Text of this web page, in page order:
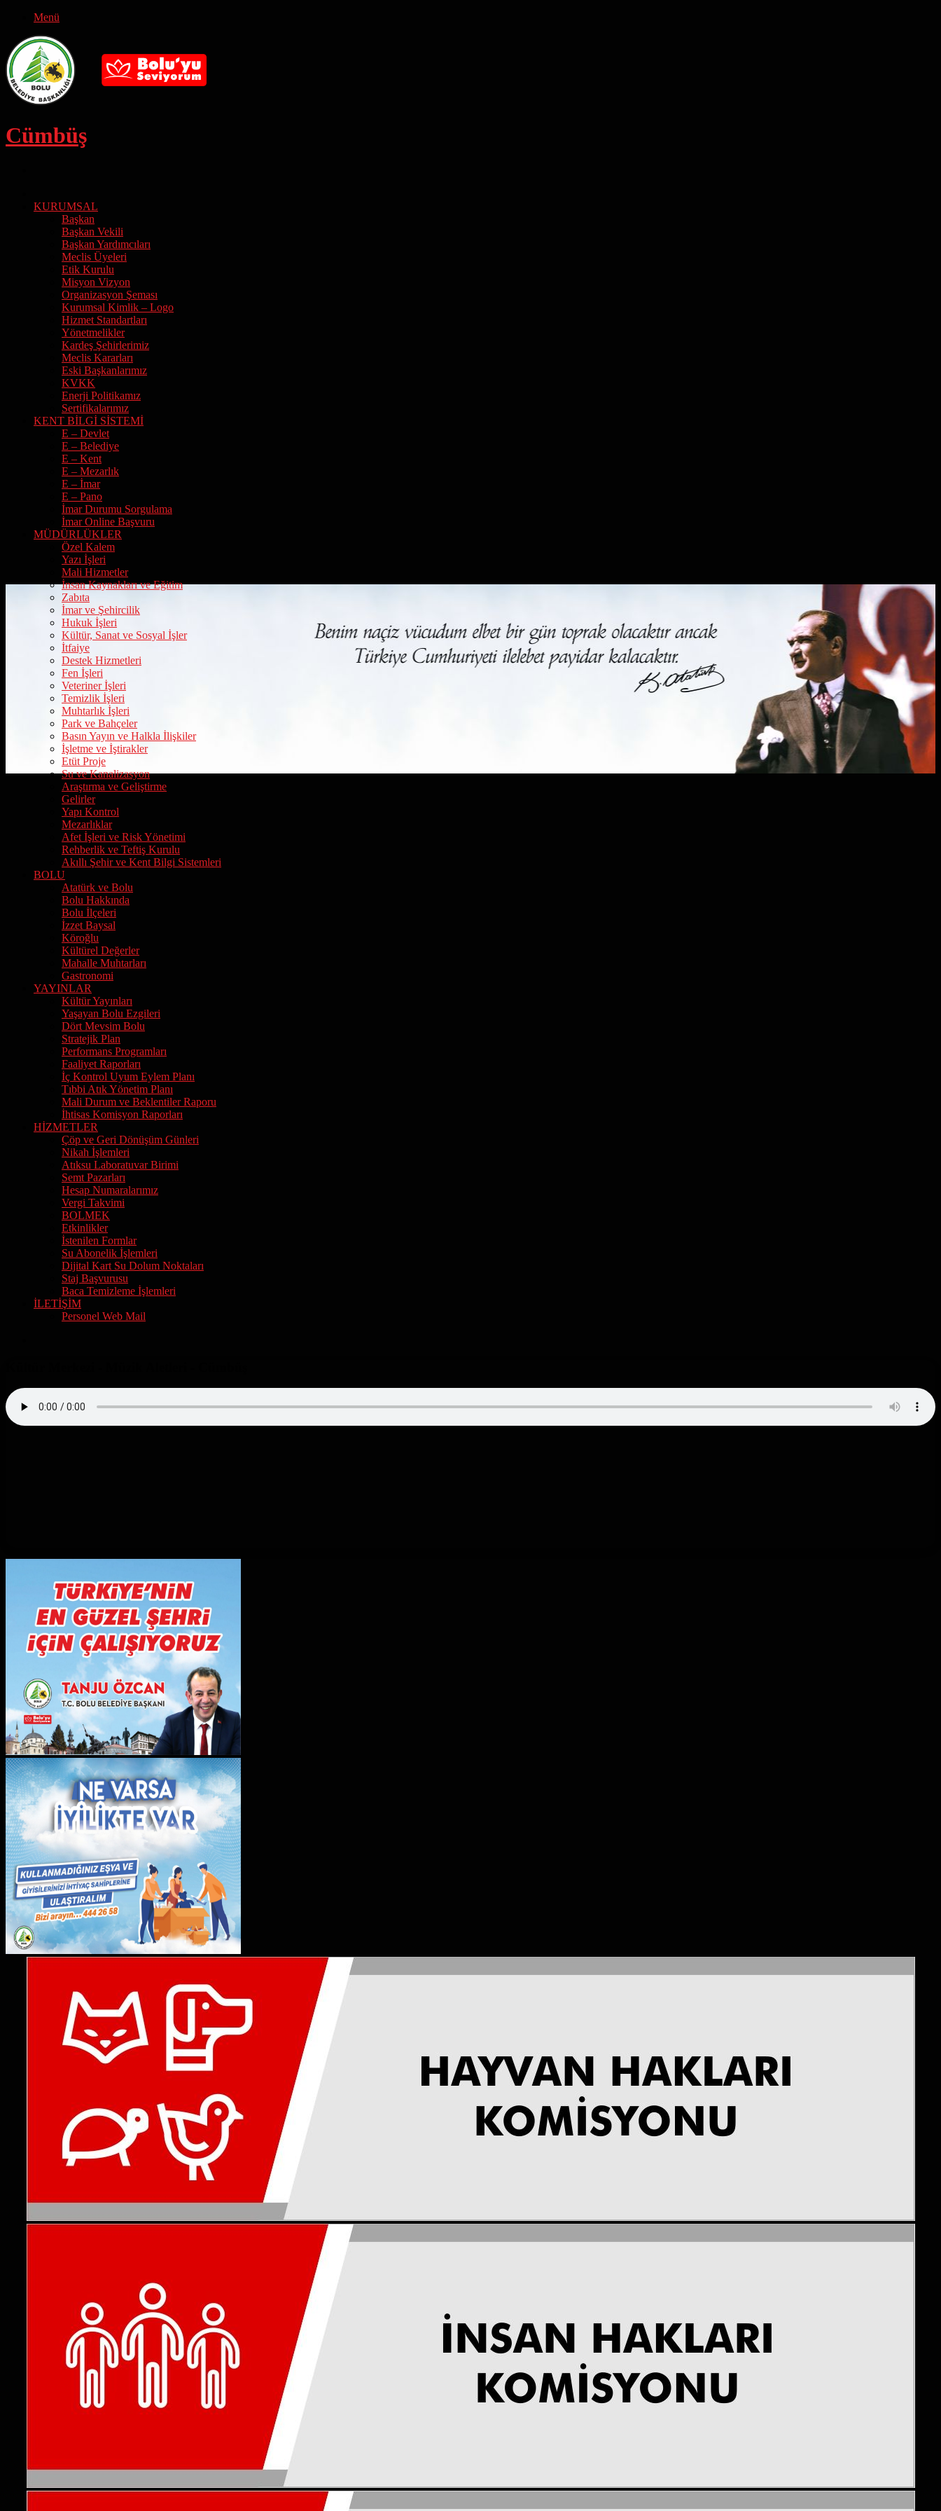
Menü
Cümbüş
Sayfa
KURUMSAL
Başkan
Başkan Vekili
Başkan Yardımcıları
Meclis Üyeleri
Etik Kurulu
Misyon Vizyon
Organizasyon Şeması
Kurumsal Kimlik – Logo
Hizmet Standartları
Yönetmelikler
Kardeş Şehirlerimiz
Meclis Kararları
Eski Başkanlarımız
KVKK
Enerji Politikamız
Sertifikalarımız
KENT BİLGİ SİSTEMİ
E – Devlet
E – Belediye
E – Kent
E – Mezarlık
E – İmar
E – Pano
İmar Durumu Sorgulama
İmar Online Başvuru
MÜDÜRLÜKLER
Özel Kalem
Yazı İşleri
Mali Hizmetler
İnsan Kaynakları ve Eğitim
Zabıta
İmar ve Şehircilik
Hukuk İşleri
Kültür, Sanat ve Sosyal İşler
İtfaiye
Destek Hizmetleri
Fen İşleri
Veteriner İşleri
Temizlik İşleri
Muhtarlık İşleri
Park ve Bahçeler
Basın Yayın ve Halkla İlişkiler
İşletme ve İştirakler
Etüt Proje
Su ve Kanalizasyon
Araştırma ve Geliştirme
Gelirler
Yapı Kontrol
Mezarlıklar
Afet İşleri ve Risk Yönetimi
Rehberlik ve Teftiş Kurulu
Akıllı Şehir ve Kent Bilgi Sistemleri
BOLU
Atatürk ve Bolu
Bolu Hakkında
Bolu İlçeleri
İzzet Baysal
Köroğlu
Kültürel Değerler
Mahalle Muhtarları
Gastronomi
YAYINLAR
Kültür Yayınları
Yaşayan Bolu Ezgileri
Dört Mevsim Bolu
Stratejik Plan
Performans Programları
Faaliyet Raporları
İç Kontrol Uyum Eylem Planı
Tıbbi Atık Yönetim Planı
Mali Durum ve Beklentiler Raporu
İhtisas Komisyon Raporları
HİZMETLER
Çöp ve Geri Dönüşüm Günleri
Nikah İşlemleri
Atıksu Laboratuvar Birimi
Semt Pazarları
Hesap Numaralarımız
Vergi Takvimi
BOLMEK
Etkinlikler
İstenilen Formlar
Su Abonelik İşlemleri
Dijital Kart Su Dolum Noktaları
Staj Başvurusu
Baca Temizleme İşlemleri
İLETİŞİM
Personel Web Mail